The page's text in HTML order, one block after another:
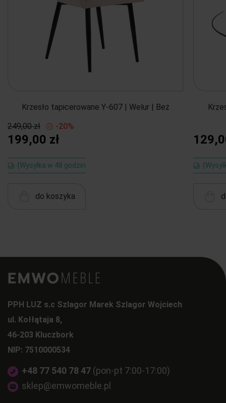
Krzesło tapicerowane Y-607 | Welur | Beż
249,00 zł -20%
199,00 zł
{Wysyłka w 48 godzin
do koszyka
PPH LUZ s.c Szlagor Marek Szlagor Wojciech
ul. Kołłątaja 8,
46-203 Kluczbork
NIP: 7510000534
+48 77 540 78 47 (pon-pt 7:00-17:00)
sklep@emwomeble.pl